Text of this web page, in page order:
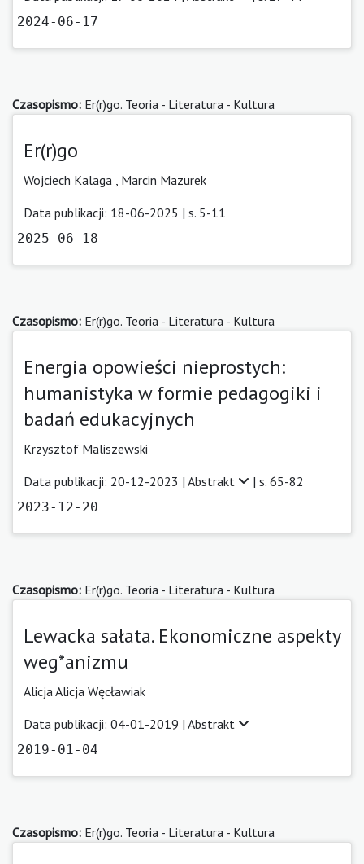
2024-06-17
Czasopismo: Er(r)go. Teoria - Literatura - Kultura
Er(r)go
Wojciech Kalaga
Marcin Mazurek
Data publikacji: 18-06-2025 | s. 5-11
2025-06-18
Czasopismo: Er(r)go. Teoria - Literatura - Kultura
Energia opowieści nieprostych:
humanistyka w formie pedagogiki i
badań edukacyjnych
Krzysztof Maliszewski
Data publikacji: 20-12-2023 | Abstrakt | s. 65-82
2023-12-20
Czasopismo: Er(r)go. Teoria - Literatura - Kultura
Lewacka sałata. Ekonomiczne aspekty
weg*anizmu
Alicja Alicja Węcławiak
Data publikacji: 04-01-2019 | Abstrakt
2019-01-04
Czasopismo: Er(r)go. Teoria - Literatura - Kultura